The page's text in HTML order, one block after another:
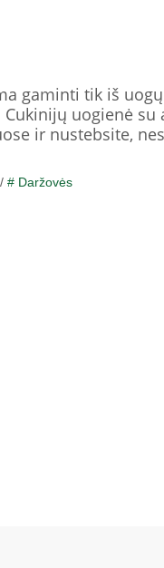
gaminti tik iš
uogienė
ir nustebsite,
# Daržovės